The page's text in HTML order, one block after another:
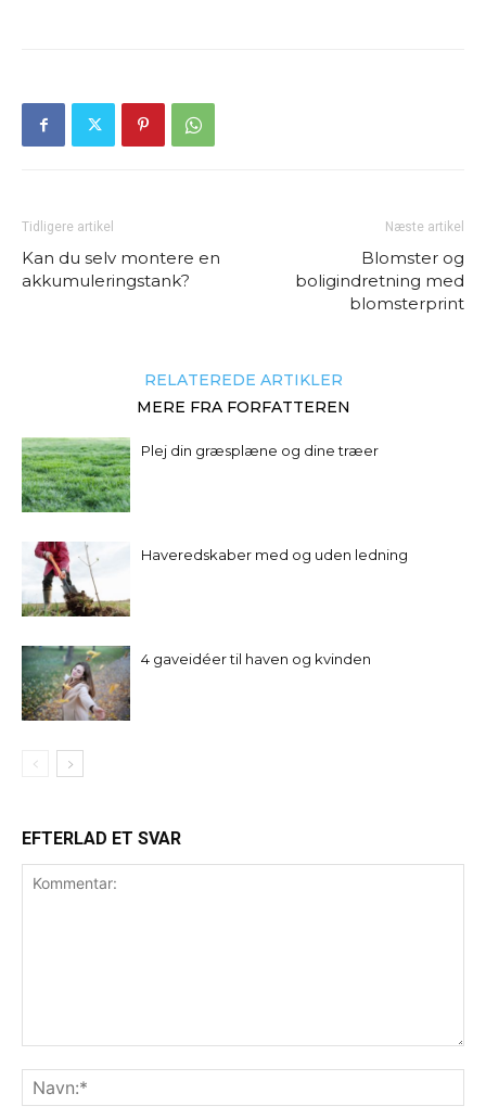
Tidligere artikel
Kan du selv montere en
akkumuleringstank?
Næste artikel
Blomster og
boligindretning med
blomsterprint
RELATEREDE ARTIKLER
MERE FRA FORFATTEREN
Plej din græsplæne og dine træer
Haveredskaber med og uden ledning
4 gaveidéer til haven og kvinden
EFTERLAD ET SVAR